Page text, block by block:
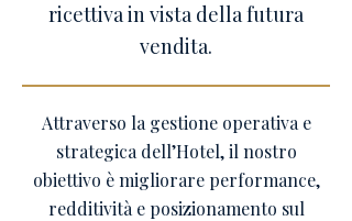
ricettiva in vista della futura
vendita.
Attraverso la gestione operativa e
strategica dell’Hotel, il nostro
obiettivo è migliorare performance,
redditività e posizionamento sul